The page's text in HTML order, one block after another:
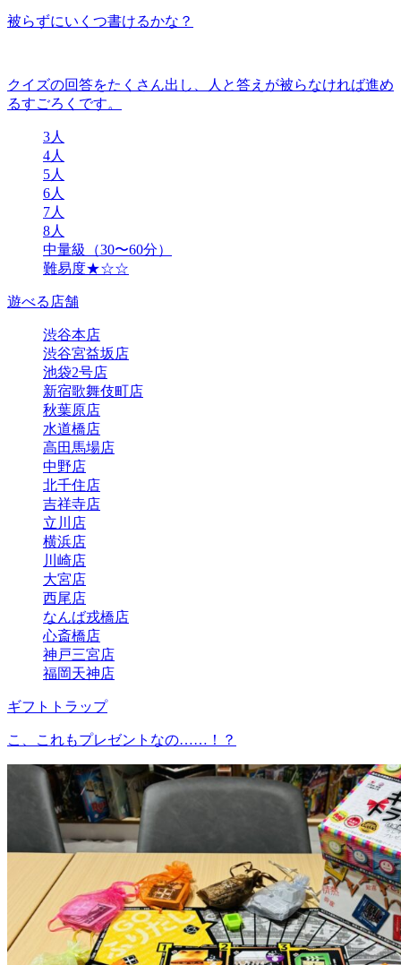
被らずにいくつ書けるかな？
クイズの回答をたくさん出し、人と答えが被らなければ進め
るすごろくです。
3人
4人
5人
6人
7人
8人
中量級（30〜60分）
難易度★☆☆
遊べる店舗
渋谷本店
渋谷宮益坂店
池袋2号店
新宿歌舞伎町店
秋葉原店
水道橋店
高田馬場店
中野店
北千住店
吉祥寺店
立川店
横浜店
川崎店
大宮店
西尾店
なんば戎橋店
心斎橋店
神戸三宮店
福岡天神店
ギフトトラップ
こ、これもプレゼントなの……！？